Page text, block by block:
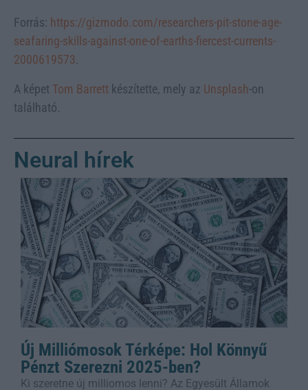
Forrás: https://gizmodo.com/researchers-pit-stone-age-
seafaring-skills-against-one-of-earths-fiercest-currents-
2000619573.
A képet Tom Barrett készítette, mely az Unsplash-on
található.
Neural hírek
Új Milliómosok Térképe: Hol Könnyű
Pénzt Szerezni 2025-ben?
Ki szeretne új milliomos lenni? Az Egyesült Államok